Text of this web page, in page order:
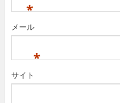
*
メール
*
サイト